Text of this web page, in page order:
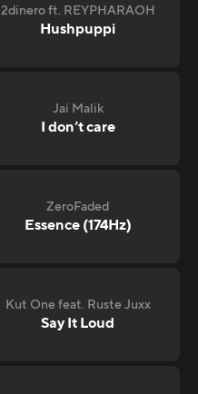
2dinero ft. REYPHARAOH
Hushpuppi
Jai Malik
I don‘t care
ZeroFaded
Essence (174Hz)
Kut One feat. Ruste Juxx
Say It Loud